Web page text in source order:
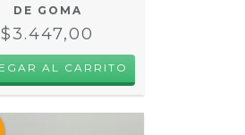
DE GOMA
$3.447,00